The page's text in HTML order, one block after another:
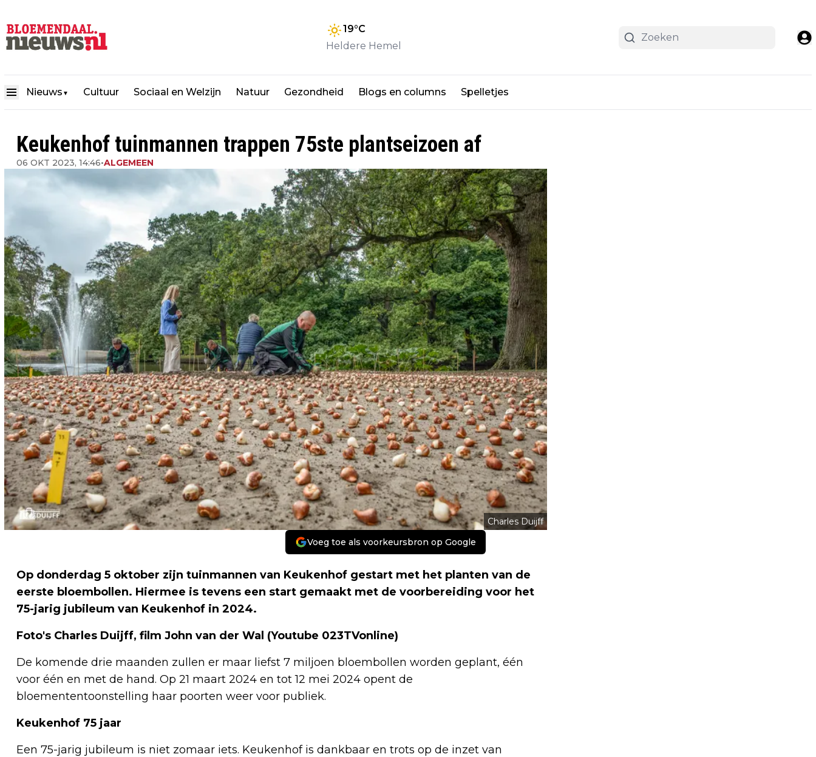
19°C
Heldere Hemel
Nieuws ▼ Cultuur Sociaal en Welzijn Natuur Gezondheid Blogs en columns Spelletjes
Keukenhof tuinmannen trappen 75ste plantseizoen af
06 OKT 2023, 14:46•ALGEMEEN
Charles Duijff
Voeg toe als voorkeursbron op Google
Op donderdag 5 oktober zijn tuinmannen van Keukenhof gestart met het planten van de
eerste bloembollen. Hiermee is tevens een start gemaakt met de voorbereiding voor het
75-jarig jubileum van Keukenhof in 2024.
Foto's Charles Duijff, film John van der Wal (Youtube 023TVonline)
De komende drie maanden zullen er maar liefst 7 miljoen bloembollen worden geplant, één
voor één en met de hand. Op 21 maart 2024 en tot 12 mei 2024 opent de
bloemententoonstelling haar poorten weer voor publiek.
Keukenhof 75 jaar
Een 75-jarig jubileum is niet zomaar iets. Keukenhof is dankbaar en trots op de inzet van